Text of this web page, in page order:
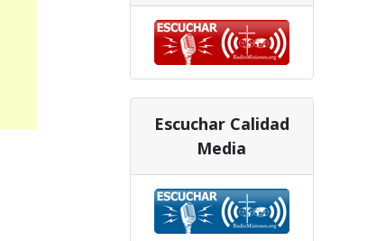
Escuchar Calidad
Media